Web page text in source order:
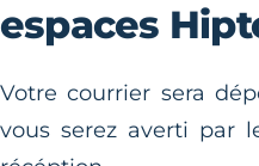
espaces
Votre courrier sera
vous serez averti par